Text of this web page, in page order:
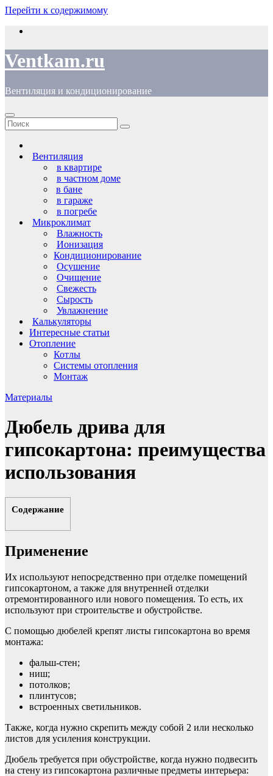
Перейти к содержимому
Ventkam.ru
Вентиляция и кондиционирование
Вентиляция
в квартире
в частном доме
в бане
в гараже
в погребе
Микроклимат
Влажность
Ионизация
Кондиционирование
Осушение
Очищение
Свежесть
Сырость
Увлажнение
Калькуляторы
Интересные статьи
Отопление
Котлы
Системы отопления
Монтаж
Материалы
Дюбель дрива для
гипсокартона: преимущества
использования
Содержание
Применение
Их используют непосредственно при отделке помещений
гипсокартоном, а также для внутренней отделки
отремонтированного или нового помещения. То есть, их
используют при строительстве и обустройстве.
С помощью дюбелей крепят листы гипсокартона во время
монтажа:
фальш-стен;
ниш;
потолков;
плинтусов;
встроенных светильников.
Также, когда нужно скрепить между собой 2 или несколько
листов для усиления конструкции.
Дюбель требуется при обустройстве, когда нужно подвесить
на стену из гипсокартона различные предметы интерьера: